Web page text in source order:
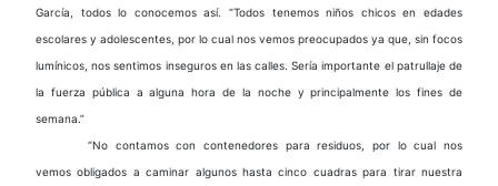
García, todos lo conocemos así. “Todos tenemos niños chicos en edades
escolares y adolescentes, por lo cual nos vemos preocupados ya que, sin focos
lumínicos, nos sentimos inseguros en las calles. Sería importante el patrullaje de
la fuerza pública a alguna hora de la noche y principalmente los fines de
semana.”
“No contamos con contenedores para residuos, por lo cual nos
vemos obligados a caminar algunos hasta cinco cuadras para tirar nuestra